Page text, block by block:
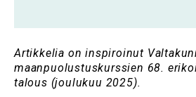
Artikkelia on inspiroinut
maanpuolustuskurssien 68.
talous (joulukuu 2025).